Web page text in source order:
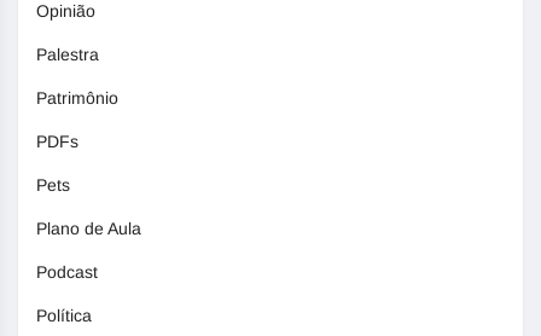
Opinião
Palestra
Patrimônio
PDFs
Pets
Plano de Aula
Podcast
Política